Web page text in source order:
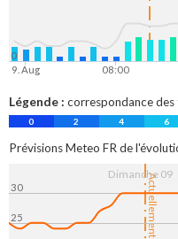
9. Aug 08:00
0
Légende : correspondance des
0 2 4 6
Prévisions Meteo FR de
Actuellement
Dimanche 09
25
30